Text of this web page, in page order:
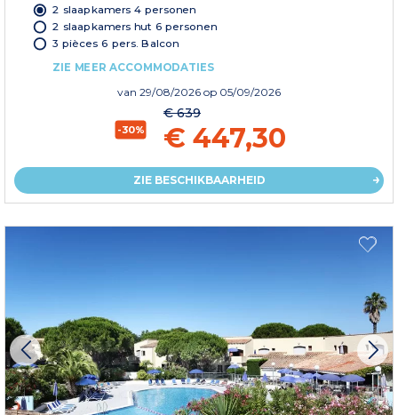
2 slaapkamers 4 personen
2 slaapkamers hut 6 personen
3 pièces 6 pers. Balcon
ZIE MEER ACCOMMODATIES
van 29/08/2026 op 05/09/2026
-30%
€ 639
€ 447,30
ZIE BESCHIKBAARHEID